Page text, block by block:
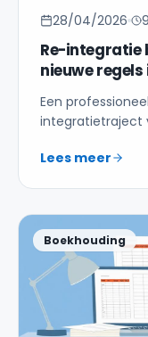
28/04/2026
Re-integratie
nieuwe regels
Een
integratietraject
van 17
Lees meer
Boekhouding